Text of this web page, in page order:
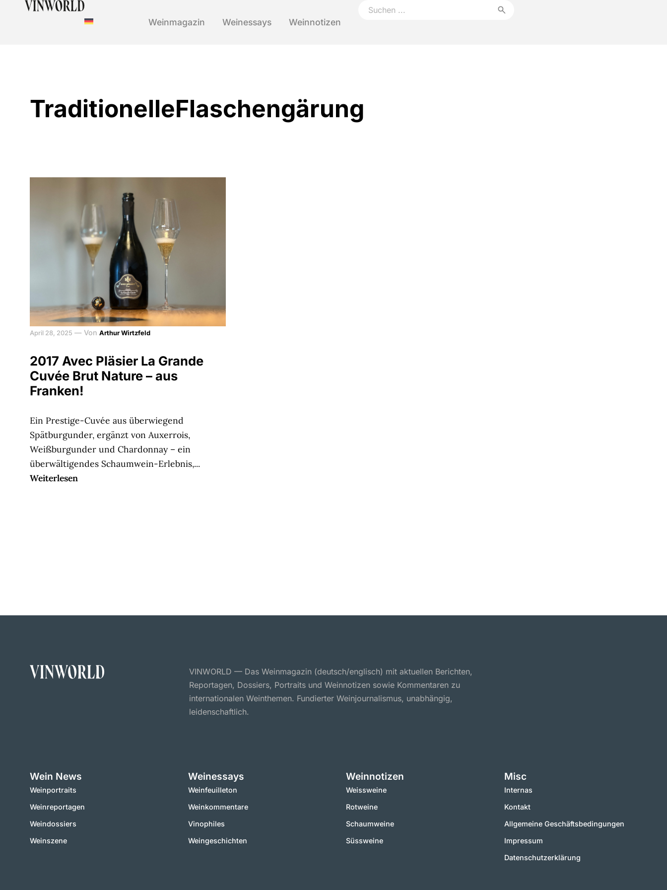
Weinmagazin Weinessays Weinnotizen
TraditionelleFlaschengärung
April 28, 2025 — Von Arthur Wirtzfeld
2017 Avec Pläsier La Grande
Cuvée Brut Nature – aus
Franken!
Ein Prestige-Cuvée aus überwiegend
Spätburgunder, ergänzt von Auxerrois,
Weißburgunder und Chardonnay – ein
überwältigendes Schaumwein-Erlebnis,...
Weiterlesen
VINWORLD — Das Weinmagazin (deutsch/englisch) mit aktuellen Berichten,
Reportagen, Dossiers, Portraits und Weinnotizen sowie Kommentaren zu
internationalen Weinthemen. Fundierter Weinjournalismus, unabhängig,
leidenschaftlich.
Wein News
Weinportraits
Weinreportagen
Weindossiers
Weinszene
Weinessays
Weinfeuilleton
Weinkommentare
Vinophiles
Weingeschichten
Weinnotizen
Weissweine
Rotweine
Schaumweine
Süssweine
Misc
Internas
Kontakt
Allgemeine Geschäftsbedingungen
Impressum
Datenschutzerklärung